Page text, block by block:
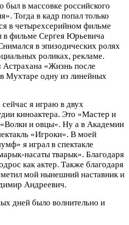
в массовке российского
Тогда в кадр попал только
в четырехсерийном фильме
в фильме Сергея Юрьевича
в эпизодических ролях
роликах, рекламе.
«Жизнь после
Мухтаре одну из линейных
сейчас я играю в двух
киноактера. Это «Мастер и
и овцы». Ну а в Академии
«Игроки». В моей
я играл в спектакле
насаты тварык». Благодаря
как актер. Также благодаря
мой нынешний наставник и
Андреевич.
дней было волнительно и